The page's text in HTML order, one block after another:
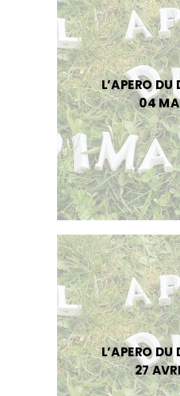
L’APERO
04
L’APERO
27